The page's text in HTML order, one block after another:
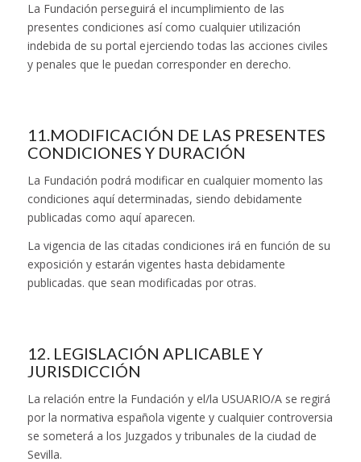
La Fundación perseguirá el incumplimiento de las
presentes condiciones así como cualquier utilización
indebida de su portal ejerciendo todas las acciones civiles
y penales que le puedan corresponder en derecho.
11.MODIFICACIÓN DE LAS PRESENTES
CONDICIONES Y DURACIÓN
La Fundación podrá modificar en cualquier momento las
condiciones aquí determinadas, siendo debidamente
publicadas como aquí aparecen.
La vigencia de las citadas condiciones irá en función de su
exposición y estarán vigentes hasta debidamente
publicadas. que sean modificadas por otras.
12. LEGISLACIÓN APLICABLE Y
JURISDICCIÓN
La relación entre la Fundación y el/la USUARIO/A se regirá
por la normativa española vigente y cualquier controversia
se someterá a los Juzgados y tribunales de la ciudad de
Sevilla.